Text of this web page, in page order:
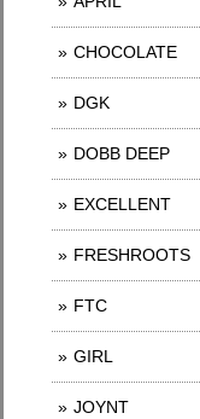
CHOCOLATE
DGK
DOBB DEEP
EXCELLENT
FRESHROOTS
FTC
GIRL
JOYNT